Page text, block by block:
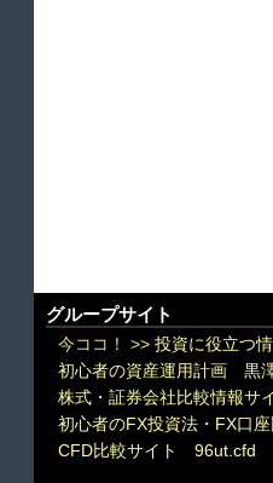
グループサイト
今ココ！ >> 投資に役立つ
初心者の資産運用計画 黒
株式・証券会社比較情報サ
初心者のFX投資法・FX口
CFD比較サイト 96ut.cfd